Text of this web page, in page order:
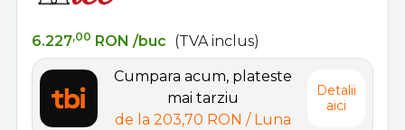
6.227,00 RON /buc (TVA inclus)
Cumpara acum, plateste
mai tarziu
de la 203,70 RON / Luna
Detalii
aici